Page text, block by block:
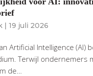
19 juli 2026
Artificial Intelligence (AI)
Terwijl ondernemers
de…